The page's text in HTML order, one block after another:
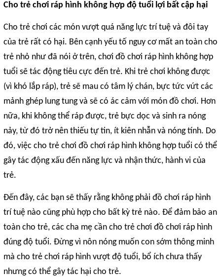
Cho trẻ chơi ráp hình không hợp độ tuổi lợi bất cập hại
Cho trẻ chơi các món vượt quá năng lực trí tuệ và đôi tay
của trẻ rất có hại. Bên cạnh yếu tố nguy cơ mất an toàn cho
trẻ nhỏ như đã nói ở trên, chơi đồ chơi ráp hình không hợp
tuổi sẽ tác động tiêu cực đến trẻ. Khi trẻ chơi không được
(vì khó lắp ráp), trẻ sẽ mau có tâm lý chán, bực tức vứt các
mảnh ghép lung tung và sẽ có ác cảm với món đồ chơi. Hơn
nữa, khi không thể ráp được, trẻ bực dọc và sinh ra nóng
nảy, từ đó trở nên thiếu tự tin, ít kiên nhẫn và nóng tính. Do
đó, việc cho trẻ chơi đồ chơi ráp hình không hợp tuổi có thể
gây tác động xấu đến năng lực và nhận thức, hành vi của
trẻ.
Đến đây, các bạn sẽ thấy rằng không phải đồ chơi ráp hình
trí tuệ nào cũng phù hợp cho bất kỳ trẻ nào. Để đảm bảo an
toàn cho trẻ, các cha mẹ cần cho trẻ chơi đồ chơi ráp hình
đúng độ tuổi. Đừng vì nôn nóng muốn con sớm thông minh
mà cho trẻ chơi ráp hình vượt độ tuổi, bổ ích chưa thấy
nhưng có thể gây tác hại cho trẻ.